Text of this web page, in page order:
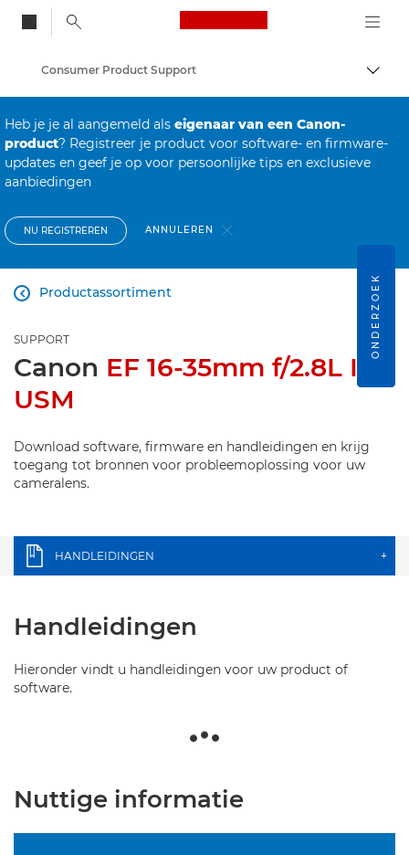
Canon Logo, back
Consumer Product Support
Heb je je al aangemeld als eigenaar van een Canon-
product? Registreer je product voor software- en firmware-
updates en geef je op voor persoonlijke tips en exclusieve
aanbiedingen
NU REGISTREREN ANNULEREN
Productassortiment

SUPPORT
Canon EF 16-35mm f/2.8L III
USM
Download software, firmware en handleidingen en krijg
toegang tot bronnen voor probleemoplossing voor uw
cameralens.
HANDLEIDINGEN +
Handleidingen
Hieronder vindt u handleidingen voor uw product of
software.
Nuttige informatie
ONDERZOEK